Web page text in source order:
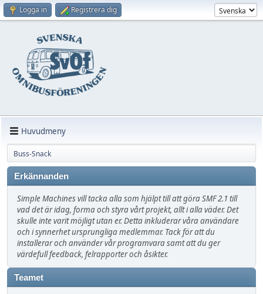
Logga in Registrera dig
Huvudmeny
Buss-Snack
Erkännanden
Simple Machines vill tacka alla som hjälpt till att göra SMF 2.1 till
vad det är idag, forma och styra vårt projekt, allt i alla väder. Det
skulle inte varit möjligt utan er. Detta inkluderar våra användare
och i synnerhet ursprungliga medlemmar. Tack för att du
installerar och använder vår programvara samt att du ger
värdefull feedback, felrapporter och åsikter.
Teamet